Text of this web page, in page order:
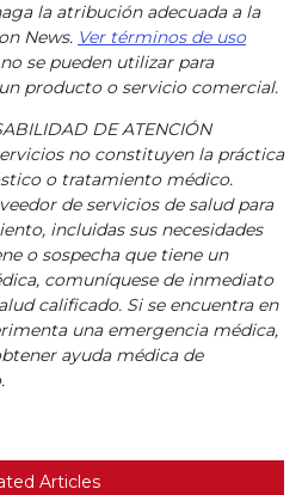
la atribución adecuada a la
News. Ver términos de uso
se pueden utilizar para
producto o servicio comercial.
DE ATENCIÓN
no constituyen la práctica
o tratamiento médico.
de servicios de salud para
incluidas sus necesidades
o sospecha que tiene un
comuníquese de inmediato
calificado. Si se encuentra en
una emergencia médica,
ayuda médica de
Articles